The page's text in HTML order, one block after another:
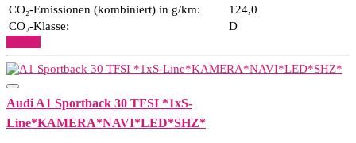
CO₂-Emissionen (kombiniert) in g/km:
124,0
CO₂-Klasse:
D
Audi A1 Sportback 30 TFSI *1xS-
Line*KAMERA*NAVI*LED*SHZ*